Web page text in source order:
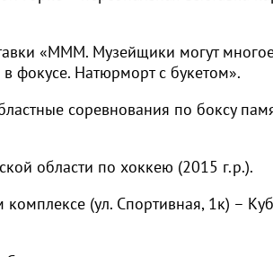
«МММ. Музейщики могут
фокусе. Натюрморт с букетом».
соревнования по боксу
области по хоккею (2015 г.р.).
(ул. Спортивная, 1к) –